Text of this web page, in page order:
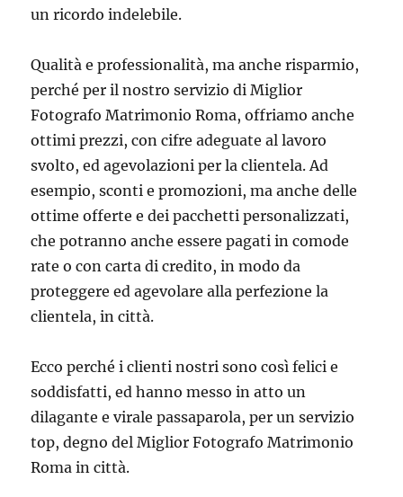
un ricordo indelebile.
Qualità e professionalità, ma anche risparmio,
perché per il nostro servizio di Miglior
Fotografo Matrimonio Roma, offriamo anche
ottimi prezzi, con cifre adeguate al lavoro
svolto, ed agevolazioni per la clientela. Ad
esempio, sconti e promozioni, ma anche delle
ottime offerte e dei pacchetti personalizzati,
che potranno anche essere pagati in comode
rate o con carta di credito, in modo da
proteggere ed agevolare alla perfezione la
clientela, in città.
Ecco perché i clienti nostri sono così felici e
soddisfatti, ed hanno messo in atto un
dilagante e virale passaparola, per un servizio
top, degno del Miglior Fotografo Matrimonio
Roma in città.